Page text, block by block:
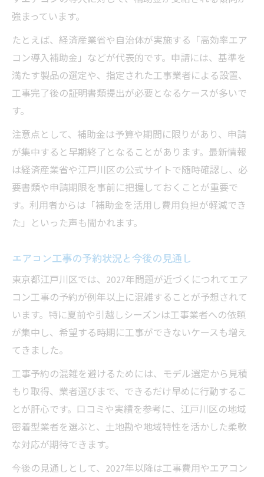
強まっています。
たとえば、経済産業省や自治体が実施する「高効率エア
コン導入補助金」などが代表的です。申請には、基準を
満たす製品の選定や、指定された工事業者による設置、
工事完了後の証明書類提出が必要となるケースが多いで
す。
注意点として、補助金は予算や期間に限りがあり、申請
が集中すると早期終了となることがあります。最新情報
は経済産業省や江戸川区の公式サイトで随時確認し、必
要書類や申請期限を事前に把握しておくことが重要で
す。利用者からは「補助金を活用し費用負担が軽減でき
た」といった声も聞かれます。
エアコン工事の予約状況と今後の見通し
東京都江戸川区では、2027年問題が近づくにつれてエア
コン工事の予約が例年以上に混雑することが予想されて
います。特に夏前や引越しシーズンは工事業者への依頼
が集中し、希望する時期に工事ができないケースも増え
てきました。
工事予約の混雑を避けるためには、モデル選定から見積
もり取得、業者選びまで、できるだけ早めに行動するこ
とが肝心です。口コミや実績を参考に、江戸川区の地域
密着型業者を選ぶと、土地勘や地域特性を活かした柔軟
な対応が期待できます。
今後の見通しとして、2027年以降は工事費用やエアコン